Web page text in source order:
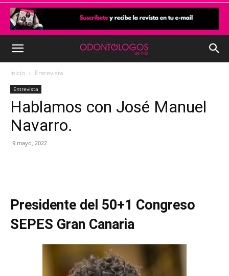
Inicio Entrevista
Entrevista
Hablamos con José Manuel
Navarro.
9 mayo, 2022
Presidente del 50+1 Congreso
SEPES Gran Canaria